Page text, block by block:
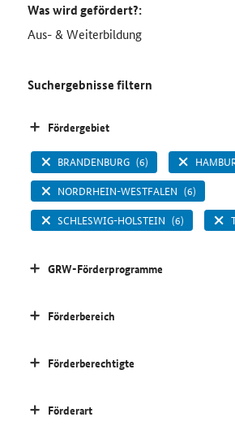
Was wird gefördert?:
Aus- & Weiterbildung
Suchergebnisse filtern
Fördergebiet
BRANDENBURG (6)
NORDRHEIN-WESTFALEN (6)
SCHLESWIG-HOLSTEIN (6)
GRW-Förderprogramme
Förderbereich
Förderberechtigte
Förderart